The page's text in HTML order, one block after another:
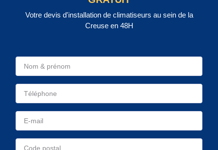
Votre devis d'installation de climatiseurs au sein de la
Creuse en 48H